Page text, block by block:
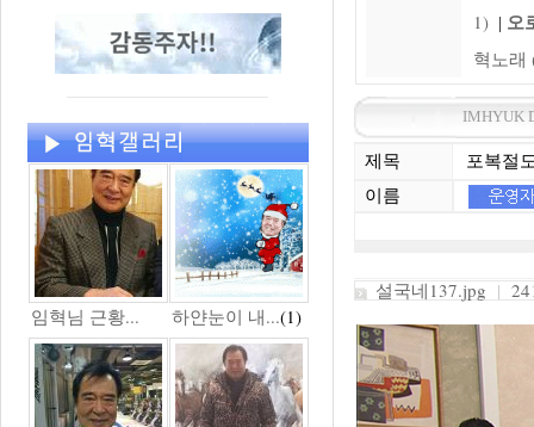
임혁님 근황... 하얀눈이 내...(1)
1) | 오
혁노래
IMHYUK
제목
포복절
이름
설국네137.jpg |